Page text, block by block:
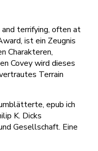
terrifying, often at
ist ein Zeugnis
Charakteren,
Covey wird dieses
Terrain
epub ich
K. Dicks
Gesellschaft. Eine